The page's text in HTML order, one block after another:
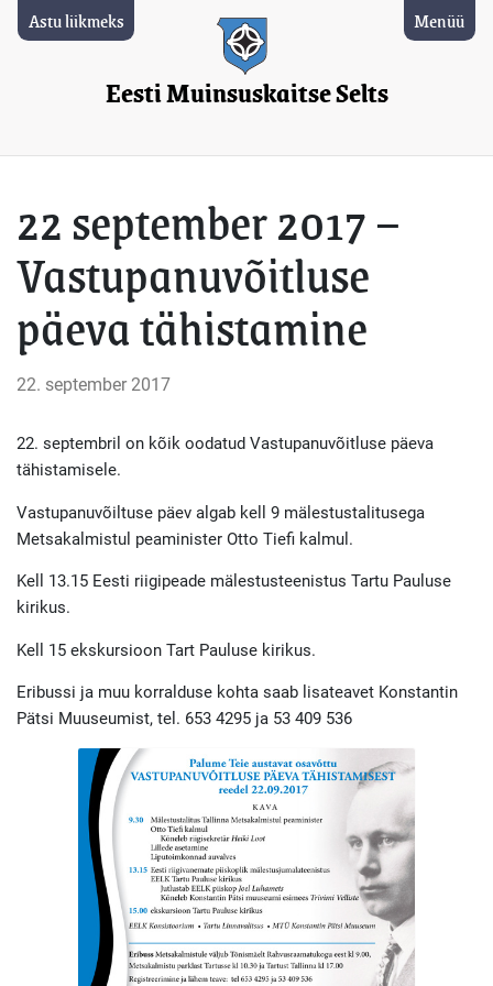
Menüü
Astu liikmeks
Eesti Muinsuskaitse Selts
22 september 2017 –
Vastupanuvõitluse
päeva tähistamine
22. september 2017
22. septembril on kõik oodatud Vastupanuvõitluse päeva
tähistamisele.
Vastupanuvõiltuse päev algab kell 9 mälestustalitusega
Metsakalmistul peaminister Otto Tiefi kalmul.
Kell 13.15 Eesti riigipeade mälestusteenistus Tartu Pauluse
kirikus.
Kell 15 ekskursioon Tart Pauluse kirikus.
Eribussi ja muu korralduse kohta saab lisateavet Konstantin
Pätsi Muuseumist, tel. 653 4295 ja 53 409 536